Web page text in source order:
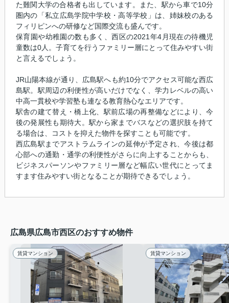
た難関大学の合格者も出しています。また、駅から車で10分
圏内の「私立広島学院中学校・高等学校」は、姉妹校のある
フィリピンへの研修など国際交流も盛んです。
保育園や幼稚園の数も多く、西区の2021年4月現在の待機児
童数は0人。子育てを行うファミリー層にとって住みやすい街
と言えるでしょう。
JR山陽本線が通り、広島駅へも約10分でアクセス可能な西広
島駅。駅周辺の利便性が高いだけでなく、学力レベルの高い
中高一貫校や学習塾も連なる教育熱心なエリアです。
駅舎の建て替え・橋上化、駅前広場の再整備などにより、今
後の発展性も期待大。駅から家までバスなどの選択肢を持て
る場合は、コストを抑えた物件を探すことも可能です。
西広島駅までアストラムラインの延伸が予定され、今後は都
心部への通勤・通学の利便性がさらに向上することからも、
ビジネスパーソンやファミリー層など幅広い世代にとってま
すます住みやすい街となることが期待できるでしょう。
広島県広島市西区のおすすめ物件
賃貸マンション 賃貸マンション